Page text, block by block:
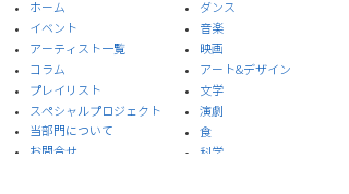
ホーム
イベント
​アーティスト一覧
​コラム
プレイリスト
スペシャルプロジェクト
ダンス
音楽
​映画
アート&デザイン
​文学
演劇
食
​科学
​当部門について
お問合せ